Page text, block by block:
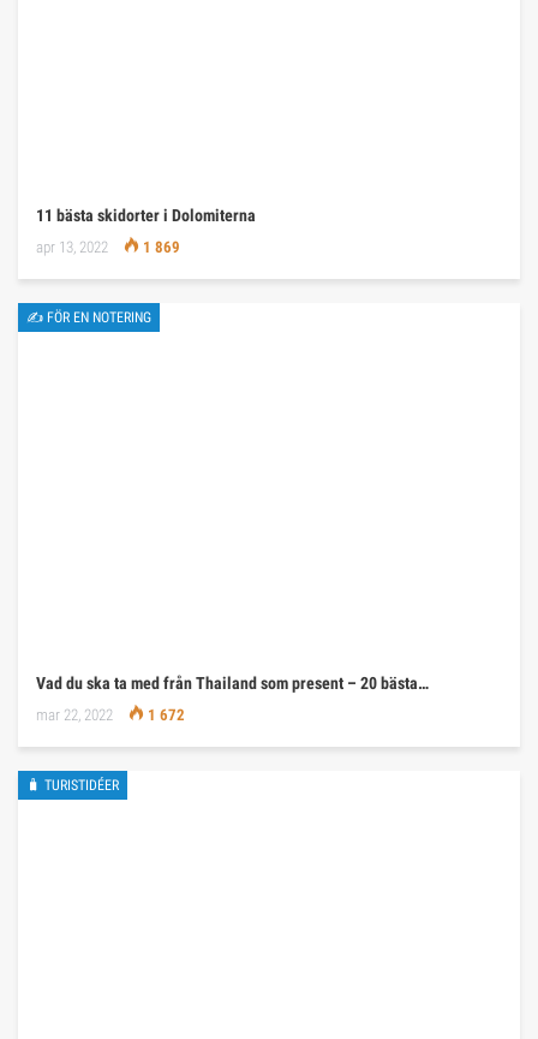
11 bästa skidorter i Dolomiterna
apr 13, 2022 1 869
✍ FÖR EN NOTERING
Vad du ska ta med från Thailand som present – 20 bästa…
mar 22, 2022 1 672
🧳 TURISTIDÉER